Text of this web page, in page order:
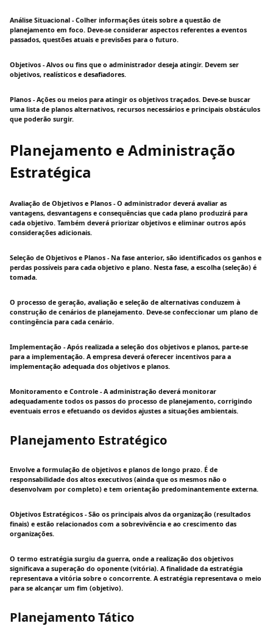
Análise Situacional - Colher informações úteis sobre a questão de
planejamento em foco. Deve-se considerar aspectos referentes a eventos
passados, questões atuais e previsões para o futuro.
Objetivos - Alvos ou fins que o administrador deseja atingir. Devem ser
objetivos, realísticos e desafiadores.
Planos - Ações ou meios para atingir os objetivos traçados. Deve-se buscar
uma lista de planos alternativos, recursos necessários e principais obstáculos
que poderão surgir.
Planejamento e Administração
Estratégica
Avaliação de Objetivos e Planos - O administrador deverá avaliar as
vantagens, desvantagens e consequências que cada plano produzirá para
cada objetivo. Também deverá priorizar objetivos e eliminar outros após
considerações adicionais.
Seleção de Objetivos e Planos - Na fase anterior, são identificados os ganhos e
perdas possíveis para cada objetivo e plano. Nesta fase, a escolha (seleção) é
tomada.
O processo de geração, avaliação e seleção de alternativas conduzem à
construção de cenários de planejamento. Deve-se confeccionar um plano de
contingência para cada cenário.
Implementação - Após realizada a seleção dos objetivos e planos, parte-se
para a implementação. A empresa deverá oferecer incentivos para a
implementação adequada dos objetivos e planos.
Monitoramento e Controle - A administração deverá monitorar
adequadamente todos os passos do processo de planejamento, corrigindo
eventuais erros e efetuando os devidos ajustes a situações ambientais.
Planejamento Estratégico
Envolve a formulação de objetivos e planos de longo prazo. É de
responsabilidade dos altos executivos (ainda que os mesmos não o
desenvolvam por completo) e tem orientação predominantemente externa.
Objetivos Estratégicos - São os principais alvos da organização (resultados
finais) e estão relacionados com a sobrevivência e ao crescimento das
organizações.
O termo estratégia surgiu da guerra, onde a realização dos objetivos
significava a superação do oponente (vitória). A finalidade da estratégia
representava a vitória sobre o concorrente. A estratégia representava o meio
para se alcançar um fim (objetivo).
Planejamento Tático